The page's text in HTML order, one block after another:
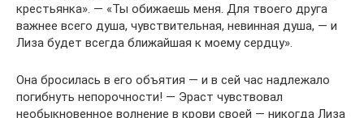
крестьянка». — «Ты обижаешь меня. Для твоего друга
важнее всего душа, чувствительная, невинная душа, — и
Лиза будет всегда ближайшая к моему сердцу».
Она бросилась в его объятия — и в сей час надлежало
погибнуть непорочности! — Эраст чувствовал
необыкновенное волнение в крови своей — никогда Лиза